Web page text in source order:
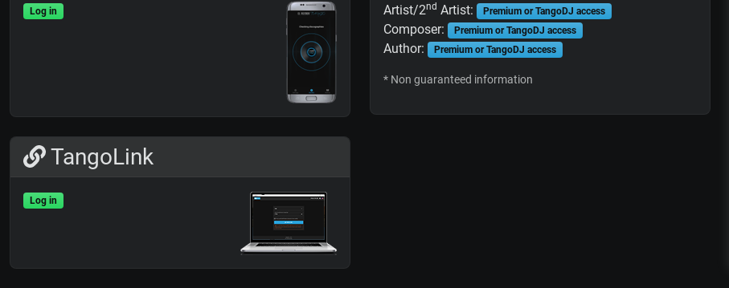
Log in
TangoLink
Log in
Artist/2nd Artist: Premium or TangoDJ access
Composer: Premium or TangoDJ access
Author: Premium or TangoDJ access
* Non guaranteed information